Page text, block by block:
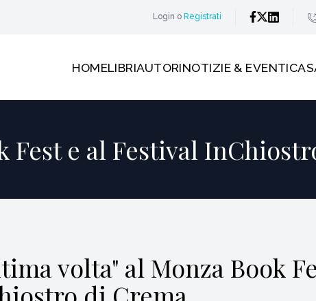
Login o Registrati
HOMELIBRIAUTORINOTIZIE & EVENTI
Fest e al Festival
volta" al Monza Book